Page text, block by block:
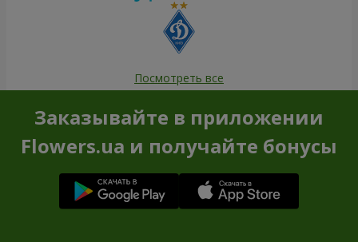
Посмотреть все
Заказывайте в приложении
Flowers.ua и получайте бонусы